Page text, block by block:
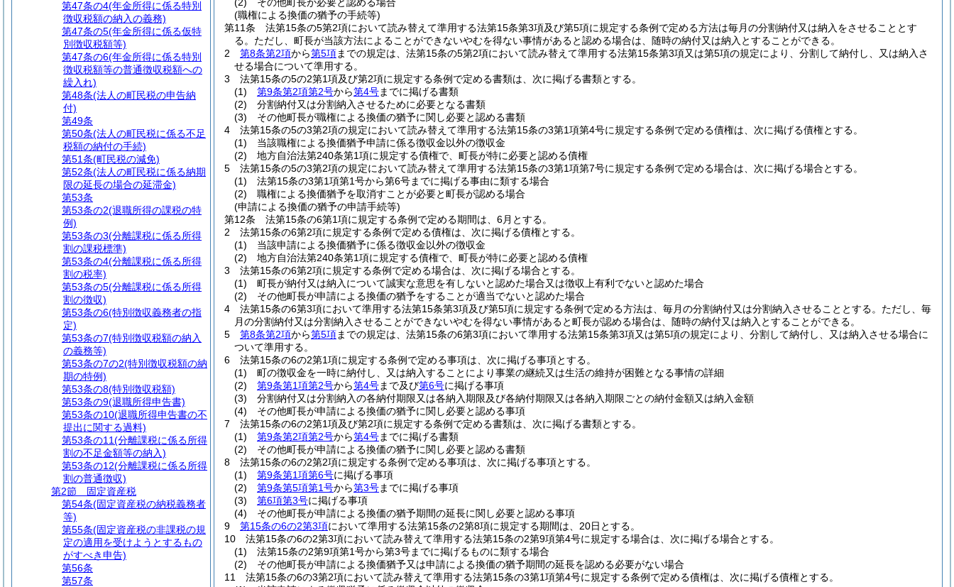
(職権による換価の猶予の手続等)
第11条
法第15条の5第2項において読み替えて準用する法第15条第3項及び第5項に規定する条例で定める方法は毎月の分割納付又は納入をさせることとす
る。 ただし、町長が当該方法によることができないやむを得ない事情があると認める場合は、随時の納付又は納入とすることができる。
2
第8条第2項から第5項までの規定は、法第15条の5第2項において読み替えて準用する法第15条第3項又は第5項の規定により、分割して納付し、又は納入さ
せる場合について準用する。
3
法第15条の5の2第1項及び第2項に規定する条例で定める書類は、次に掲げる書類とする。
(1)
第9条第2項第2号から第4号までに掲げる書類
(2)
分割納付又は分割納入させるために必要となる書類
(3)
その他町長が職権による換価の猶予に関し必要と認める書類
4
法第15条の5の3第2項の規定において読み替えて準用する法第15条の3第1項第4号に規定する条例で定める債権は、次に掲げる債権とする。
(1)
当該職権による換価猶予申請に係る徴収金以外の徴収金
(2)
地方自治法第240条第1項に規定する債権で、町長が特に必要と認める債権
5
法第15条の5の3第2項の規定において読み替えて準用する法第15条の3第1項第7号に規定する条例で定める場合は、次に掲げる場合とする。
(1)
法第15条の3第1項第1号から第6号までに掲げる事由に類する場合
(2)
職権による換価猶予を取消すことが必要と町長が認める場合
(申請による換価の猶予の申請手続等)
第12条
法第15条の6第1項に規定する条例で定める期間は、6月とする。
2
法第15条の6第2項に規定する条例で定める債権は、次に掲げる債権とする。
(1)
当該申請による換価猶予に係る徴収金以外の徴収金
(2)
地方自治法第240条第1項に規定する債権で、町長が特に必要と認める債権
3
法第15条の6第2項に規定する条例で定める場合は、次に掲げる場合とする。
(1)
町長が納付又は納入について誠実な意思を有しないと認めた場合又は徴収上有利でないと認めた場合
(2)
その他町長が申請による換価の猶予をすることが適当でないと認めた場合
4
法第15条の6第3項において準用する法第15条第3項及び第5項に規定する条例で定める方法は、毎月の分割納付又は分割納入させることとする。 ただし、毎
月の分割納付又は分割納入させることができないやむを得ない事情があると町長が認める場合は、随時の納付又は納入とすることができる。
5
第8条第2項から第5項までの規定は、法第15条の6第3項において準用する法第15条第3項又は第5項の規定により、分割して納付し、又は納入させる場合に
ついて準用する。
6
法第15条の6の2第1項に規定する条例で定める事項は、次に掲げる事項とする。
(1)
町の徴収金を一時に納付し、又は納入することにより事業の継続又は生活の維持が困難となる事情の詳細
(2)
第9条第1項第2号から第4号まで及び第6号に掲げる事項
(3)
分割納付又は分割納入の各納付期限又は各納入期限及び各納付期限又は各納入期限ごとの納付金額又は納入金額
(4)
その他町長が申請による換価の猶予に関し必要と認める事項
7
法第15条の6の2第1項及び第2項に規定する条例で定める書類は、次に掲げる書類とする。
(1)
第9条第2項第2号から第4号までに掲げる書類
(2)
その他町長が申請による換価の猶予に関し必要と認める書類
8
法第15条の6の2第2項に規定する条例で定める事項は、次に掲げる事項とする。
(1)
第9条第1項第6号に掲げる事項
(2)
第9条第5項第1号から第3号までに掲げる事項
(3)
第6項第3号に掲げる事項
(4)
その他町長が申請による換価の猶予期間の延長に関し必要と認める事項
9
第15条の6の2第3項において準用する法第15条の2第8項に規定する期間は、20日とする。
10
法第15条の6の2第3項において読み替えて準用する法第15条の2第9項第4号に規定する場合は、次に掲げる場合とする。
(1)
法第15条の2第9項第1号から第3号までに掲げるものに類する場合
(2)
その他町長が申請による換価猶予又は申請による換価の猶予期間の延長を認める必要がない場合
11
法第15条の6の3第2項において読み替えて準用する法第15条の3第1項第4号に規定する条例で定める債権は、次に掲げる債権とする。
第47条の4(年金所得に係る特別
徴収税額の納入の義務)
第47条の5(年金所得に係る仮特
別徴収税額等)
第47条の6(年金所得に係る特別
徴収税額等の普通徴収税額への
繰入れ)
第48条(法人の町民税の申告納
付)
第49条
第50条(法人の町民税に係る不足
税額の納付の手続)
第51条(町民税の減免)
第52条(法人の町民税に係る納期
限の延長の場合の延滞金)
第53条
第53条の2(退職所得の課税の特
例)
第53条の3(分離課税に係る所得
割の課税標準)
第53条の4(分離課税に係る所得
割の税率)
第53条の5(分離課税に係る所得
割の徴収)
第53条の6(特別徴収義務者の指
定)
第53条の7(特別徴収税額の納入
の義務等)
第53条の7の2(特別徴収税額の納
期の特例)
第53条の8(特別徴収税額)
第53条の9(退職所得申告書)
第53条の10(退職所得申告書の不
提出に関する過料)
第53条の11(分離課税に係る所得
割の不足金額等の納入)
第53条の12(分離課税に係る所得
割の普通徴収)
第2節
固定資産税
第54条(固定資産税の納税義務者
等)
第55条(固定資産税の非課税の規
定の適用を受けようとするもの
がすべき申告)
第56条
第57条